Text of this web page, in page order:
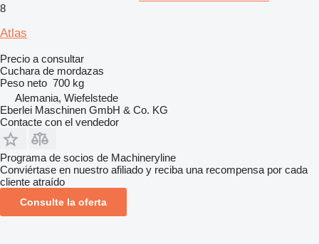
8
Atlas
Precio a consultar
Cuchara de mordazas
Peso neto 700 kg
Alemania, Wiefelstede
Eberlei Maschinen GmbH & Co. KG
Contacte con el vendedor
Programa de socios de Machineryline
Conviértase en nuestro afiliado y reciba una recompensa por cada
cliente atraído
Consulte la oferta